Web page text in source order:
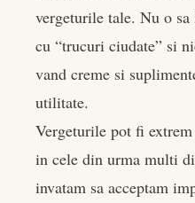
vergeturile tale. Nu o
cu “trucuri ciudate” si
vand creme si
utilitate.
Vergeturile pot fi
in cele din urma multi
invatam sa acceptam